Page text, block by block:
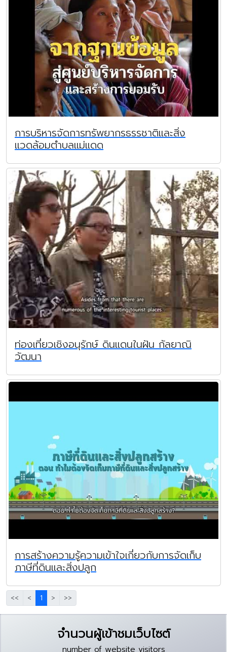
การบริหารจัดการทรัพยากรธรรชาติและสิ่ง
แวดล้อมตำบลแม่แดด
ท่องเที่ยวเชิงอนุรักษ์ ดินแดนในฝัน กัลยาณิ
วัฒนา
การสร้างความรู้ความเข้าใจเกี่ยวกับการจัดเก็บ
ภาษีที่ดินและสิ่งปลูก
<< < 1 > >>
จำนวนผู้เข้าชมเว็บไซต์
number of website visitors